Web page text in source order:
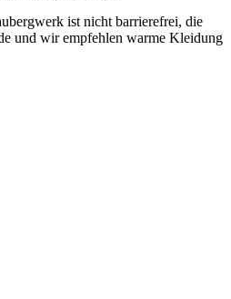
ist nicht barrierefrei, die
und wir empfehlen warme Kleidung